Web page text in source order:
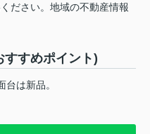
ださい。地域の不動産情報
すすめポイント)
は新品。